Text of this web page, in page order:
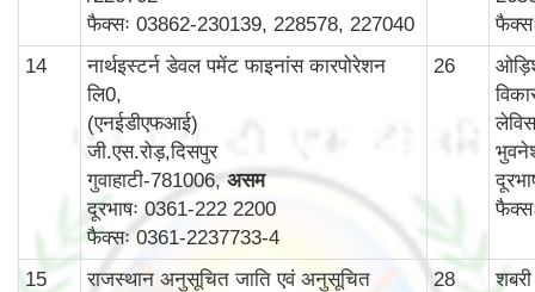
फैक्सः 03862-230139, 228578, 227040
14
नार्थइस्टर्न डेवल पमेंट फाइनांस कारपोरेशन
लि0,
(एनईडीएफआई)
जी.एस.रोड़,दिसपुर
गुवाहाटी-781006,असम
दूरभाषः 0361-222 2200
फैक्सः 0361-2237733-4
26
15
राजस्थान अनुसूचित जाति एवं अनुसूचित
28